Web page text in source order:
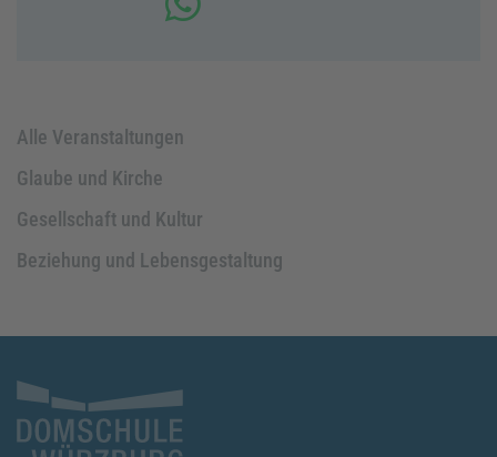
Alle Veranstaltungen
Glaube und Kirche
Gesellschaft und Kultur
Beziehung und Lebensgestaltung